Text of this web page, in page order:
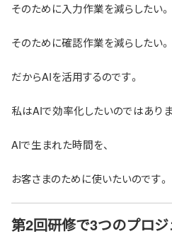
そのために入力作業を減らしたい。
そのために確認作業を減らしたい。
だからAIを活用するのです。
私はAIで効率化したいのではありま
AIで生まれた時間を、
お客さまのために使いたいのです。
第2回研修で3つのプロ